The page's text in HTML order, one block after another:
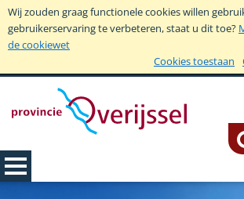
Wij zouden graag functionele cookies willen
gebruikerservaring te verbeteren, staat u dit toe?
de cookiewet
Cookies toestaan